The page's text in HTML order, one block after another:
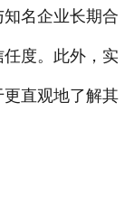
名企业长期合
度。此外，实
直观地了解其